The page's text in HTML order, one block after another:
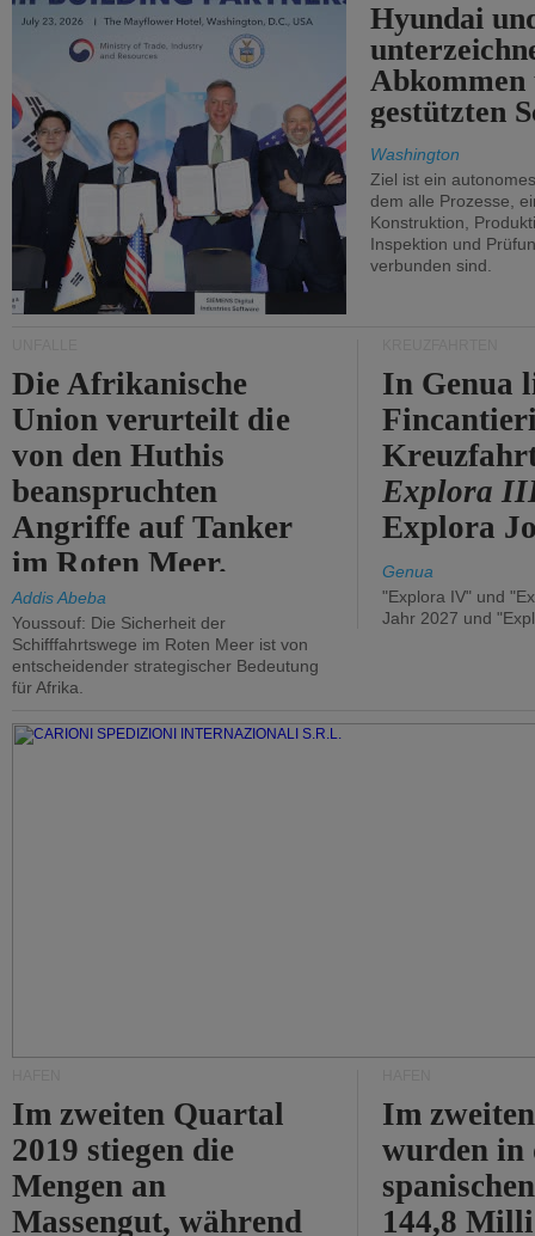
Hyundai
gestützten
Washington
Ziel ist ein
dem alle Prozesse,
Konstruktion,
Inspektion und
verbunden sind.
Die Afrikanische
Union verurteilt die
von den Huthis
beanspruchten
Angriffe auf Tanker
im Roten Meer.
Addis Abeba
Youssouf: Die Sicherheit der
Schifffahrtswege im Roten Meer ist von
entscheidender strategischer Bedeutung
für Afrika.
In Genua
Explora
Explora
Genua
"Explora IV" und
Jahr 2027 und
Im zweiten Quartal
2019 stiegen die
Mengen an
Massengut, während
Im
wurden in
144,8